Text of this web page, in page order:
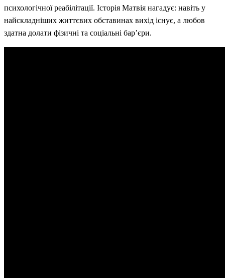
психологічної реабілітації. Історія Матвія нагадує: навіть у
найскладніших життєвих обставинах вихід існує, а любов
здатна долати фізичні та соціальні бар’єри.